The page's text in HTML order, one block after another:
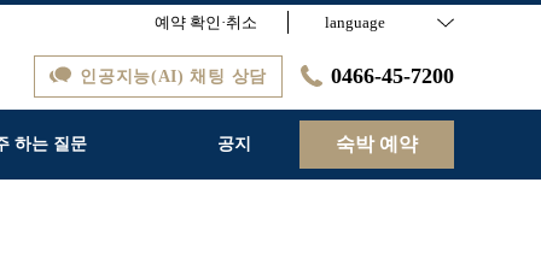
예약 확인·취소 language
인공지능(AI) 채팅 상담 0466-45-7200
하는 질문 공지 숙박 예약